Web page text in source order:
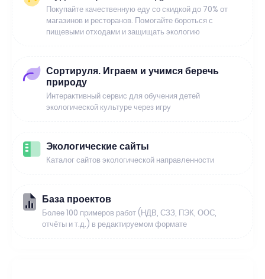
Покупайте качественную еду со скидкой до 70% от
магазинов и ресторанов. Помогайте бороться с
пищевыми отходами и защищать экологию
Сортируля. Играем и учимся беречь
природу
Интерактивный сервис для обучения детей
экологической культуре через игру
Экологические сайты
Каталог сайтов экологической направленности
База проектов
Более 100 примеров работ (НДВ, СЗЗ, ПЭК, ООС,
отчёты и т.д.) в редактируемом формате